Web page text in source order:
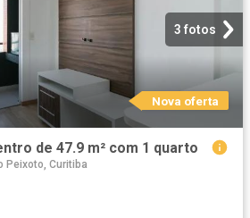
3 fotos
Nova oferta
de 47.9 m² com 1 quarto
Peixoto, Curitiba